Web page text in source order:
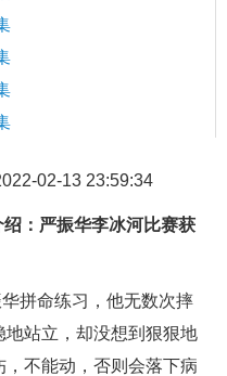
02-13 23:59:34
：严振华李冰河比赛获
拼命练习，他无数次摔
站立，却没想到狠狠地
不能动，否则会落下病